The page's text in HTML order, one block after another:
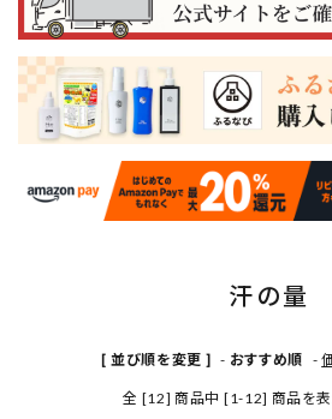
カテゴリーから探す
グループ
コンテンツ
INFORMATION
汗の量
[ 並び順を変更 ] - おすすめ順 -
全 [12] 商品中 [1-12] 商品を表